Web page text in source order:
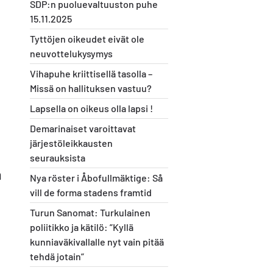
SDP:n puoluevaltuuston puhe
15.11.2025
Tyttöjen oikeudet eivät ole
neuvottelukysymys
Vihapuhe kriittisellä tasolla –
Missä on hallituksen vastuu?
Lapsella on oikeus olla lapsi !
Demarinaiset varoittavat
järjestöleikkausten
seurauksista
Nya röster i Åbofullmäktige: Så
vill de forma stadens framtid
Turun Sanomat: Turkulainen
poliitikko ja kätilö: ”Kyllä
kunniaväkivallalle nyt vain pitää
tehdä jotain”